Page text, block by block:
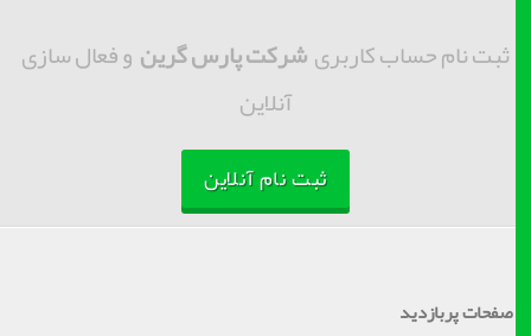
ثبت نام حساب کاربریشرکت پارس گرینو فعال سازی
آنلاین
ثبت نام آنلاین
صفحات پربازدید